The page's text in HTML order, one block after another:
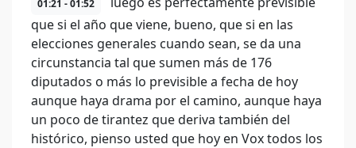
01:21 - 01:52
que si el año que viene, bueno, que si en las
elecciones generales cuando sean, se da una
circunstancia tal que sumen más de 176
diputados o más lo previsible a fecha de hoy
aunque haya drama por el camino, aunque haya
un poco de tirantez que deriva también del
histórico, pienso usted que hoy en Vox todos los